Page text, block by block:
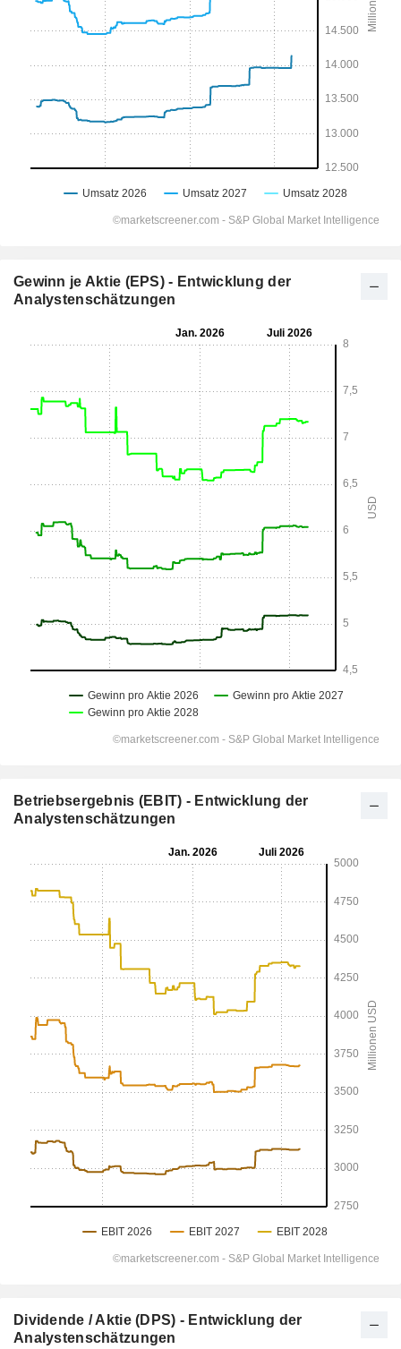
Gewinn je Aktie (EPS) - Entwicklung der
Analystenschätzungen
Betriebsergebnis (EBIT) - Entwicklung der
Analystenschätzungen
Dividende / Aktie (DPS) - Entwicklung der
Analystenschätzungen